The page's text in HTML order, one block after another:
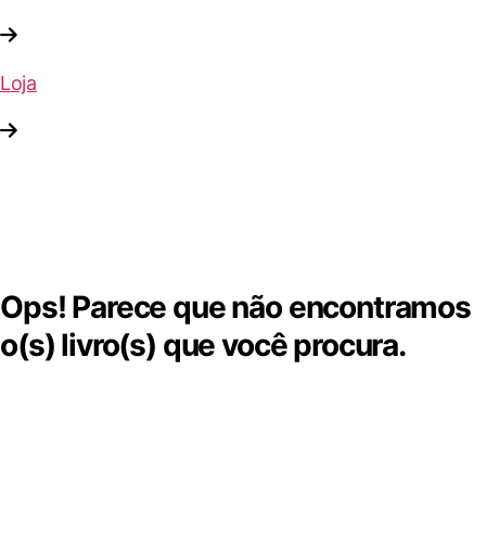
Loja
Ops! Parece que não encontramos
o(s) livro(s) que você procura.